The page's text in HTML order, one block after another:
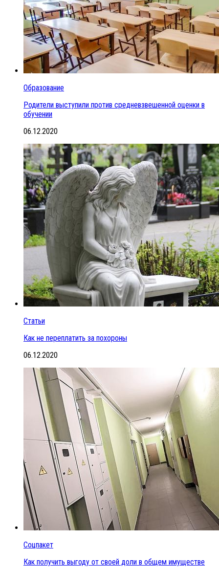
Образование
Родители выступили против средневзвешенной оценки в
обучении
06.12.2020
Статьи
Как не переплатить за похороны
06.12.2020
Соцпакет
Как получить выгоду от своей доли в общем имуществе